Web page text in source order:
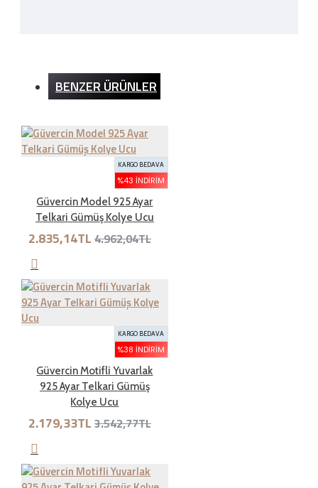
İnternet sitemizden yapılan bütün alışverişlerde 200TL
dışında hiçbir ücret ödemezsiniz.
İade süresi kaç gün?
Genel olarak satın aldığınız ürünleri tahrip etmeden,
kullanmadan ve ürünün tekrar satılabilinirliğini
bozmadan, teslim tarihinden itibaren yedi ( 7 ) günlük
süre içinde geçerli bir neden belirterek iade
edebilirsiniz.Kargo bedeli bize aittir. Sebebsiz iadelerde
kargo müşteriye aittir
İade şartları nelerdir?
İade etmek üzere gönderdiğiniz ürünlerde tam olması
gereken öğeleri aşağıda bulabilirsiniz. Bunlardan herhangi
BENZER ÜRÜNLER
KARGO BEDAVA
%43 İNDIRIM
Güvercin Model 925 Ayar
Telkari Gümüş Kolye Ucu
2.835,14TL 4.962,04TL
KARGO BEDAVA
%38 İNDIRIM
Güvercin Motifli Yuvarlak
925 Ayar Telkari Gümüş
Kolye Ucu
2.179,33TL 3.542,77TL